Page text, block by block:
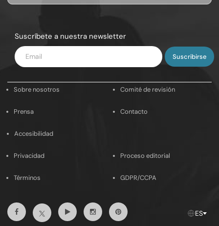
Suscríbete a nuestra newsletter
Introduce
tu
Sobre nosotros Comité de revisión
Prensa Contacto
Accesibilidad
Privacidad Proceso editorial
Términos GDPR/CCPA
FacebookTwitterYoutubeInstagramPinterest ES